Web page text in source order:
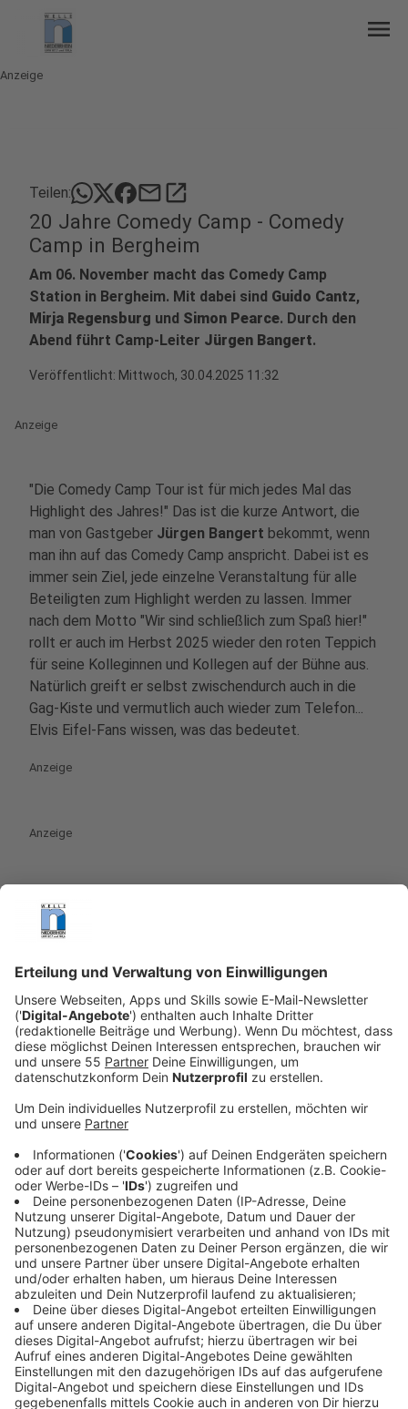
menu
Anzeige
Teilen: mailopen_in_new
20 Jahre Comedy Camp - Comedy
Camp in Bergheim
Am 06. November macht das Comedy Camp
Station in Bergheim. Mit dabei sind Guido Cantz,
Mirja Regensburg und Simon Pearce. Durch den
Abend führt Camp-Leiter Jürgen Bangert.
Veröffentlicht: Mittwoch, 30.04.2025 11:32
Anzeige
"Die Comedy Camp Tour ist für mich jedes Mal das
Highlight des Jahres!" Das ist die kurze Antwort, die
man von Gastgeber Jürgen Bangert bekommt, wenn
man ihn auf das Comedy Camp anspricht. Dabei ist es
immer sein Ziel, jede einzelne Veranstaltung für alle
Beteiligten zum Highlight werden zu lassen. Immer
nach dem Motto "Wir sind schließlich zum Spaß hier!"
rollt er auch im Herbst 2025 wieder den roten Teppich
für seine Kolleginnen und Kollegen auf der Bühne aus.
Natürlich greift er selbst zwischendurch auch in die
Gag-Kiste und vermutlich auch wieder zum Telefon...
Elvis Eifel-Fans wissen, was das bedeutet.
Anzeige
Anzeige
Donnerstag, 06.11.2025
Uhr.
Anzeige
Die Comedy-Camper
Anzeige